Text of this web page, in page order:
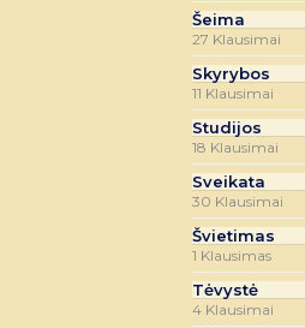
Šeima
27 Klausimai
Skyrybos
11 Klausimai
Studijos
18 Klausimai
Sveikata
30 Klausimai
Švietimas
1 Klausimas
Tėvystė
4 Klausimai